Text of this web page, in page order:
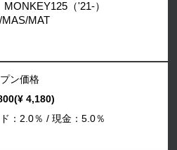
MONKEY125（'21-）
MAT
ン価格
4,180)
：2.0％ / 現金：5.0％